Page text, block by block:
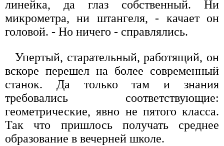
линейка, да глаз собственный. Ни
микрометра, ни штангеля, - качает он
головой. - Но ничего - справлялись.
Упертый, старательный, работящий, он
вскоре перешел на более современный
станок. Да только там и знания
требовались соответствующие:
геометрические, явно не пятого класса.
Так что пришлось получать среднее
образование в вечерней школе.